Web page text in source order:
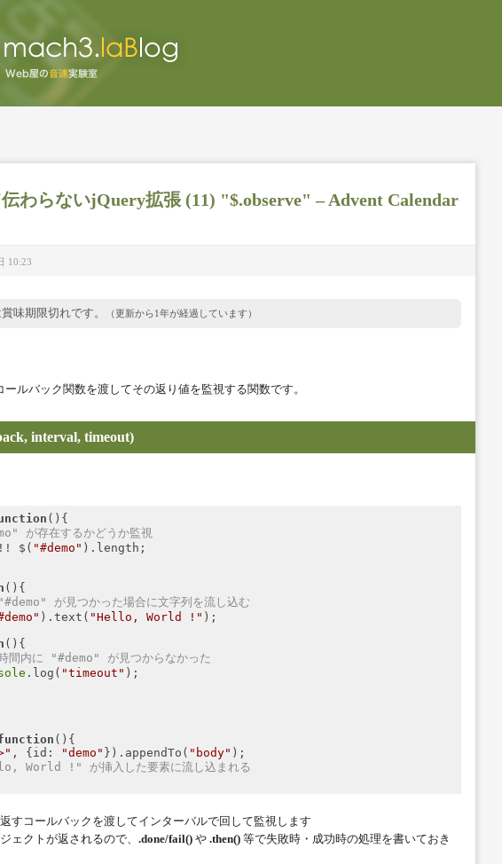
わらないjQuery拡張 (11) "$.observe" – Advent Calendar
10:23
味期限切れです。 （更新から1年が経過しています）
ールバック関数を渡してその返り値を監視する関数です。
interval, timeout)
( ) {
が存在するかどうか監視
$( "#demo" ).length;
( ) {
が見つかった場合に文字列を流し込む
).text( "Hello, World !" );
( ) {
内に "#demo" が見つからなかった
.log( "timeout" );
( ) {
, {id : "demo" }).appendTo( "body" );
World !" が挿入した要素に流し込まれる
すコールバックを渡してインターバルで回して監視します
ェクトが返されるので、 .done/fail()や .then()等で失敗時・成功時の処理を書いておき